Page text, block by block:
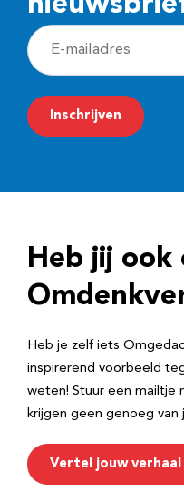
E
-
m
a
r
e
Inschrijven
Heb jij ook
Heb je zelf iets
inspirerend voorbeeld
weten! Stuur een mailtje
krijgen geen genoeg van
Vertel jouw verhaal